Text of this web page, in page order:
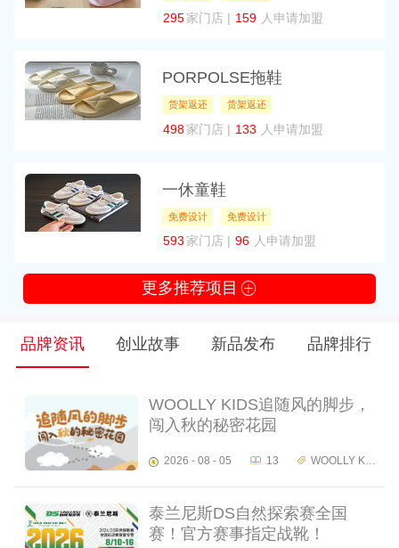
295家门店 | 159 人申请加盟
PORPOLSE拖鞋
货架返还 货架返还
498家门店 | 133 人申请加盟
一休童鞋
免费设计 免费设计
593 家门店 | 96 人申请加盟
更多推荐项目
品牌资讯 创业故事 新品发布 品牌排行
WOOLLY KIDS追随风的脚步，
闯入秋的秘密花园
2026 - 08 - 05 13 WOOLLY KIDS
泰兰尼斯DS自然探索赛全国
赛！官方赛事指定战靴！